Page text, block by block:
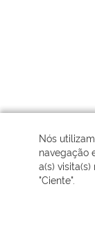
Nós
navegação
a(s)
"Ciente".